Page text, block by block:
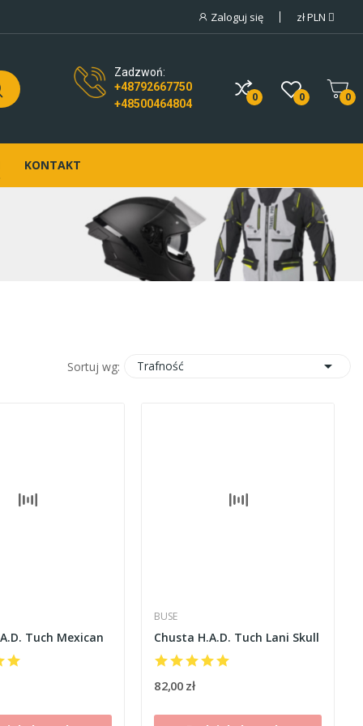
Zaloguj się złPLN
Zadzwoń:
+48792667750
+48500464804
0 0 0
KONTAKT
Sortuj wg: Trafność 
Tuch Mexican
BUSE
Chusta H.A.D. Tuch Lani Skull
82,00 zł